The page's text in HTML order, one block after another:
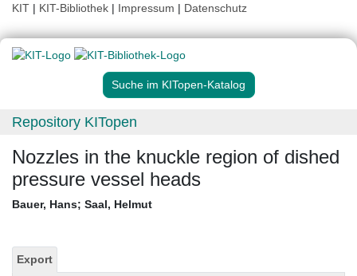
KIT | KIT-Bibliothek | Impressum | Datenschutz
Suche im KITopen-Katalog
Repository KITopen
Nozzles in the knuckle region of dished
pressure vessel heads
Bauer, Hans; Saal, Helmut
Export